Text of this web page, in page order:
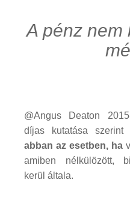
A pénz nem
@Angus Deaton
díjas kutatása szerint
abban az esetben, ha
amiben nélkülözött,
kerül általa.